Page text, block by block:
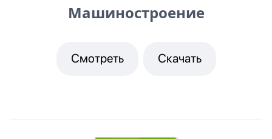
Машиностроение
Смотреть Скачать